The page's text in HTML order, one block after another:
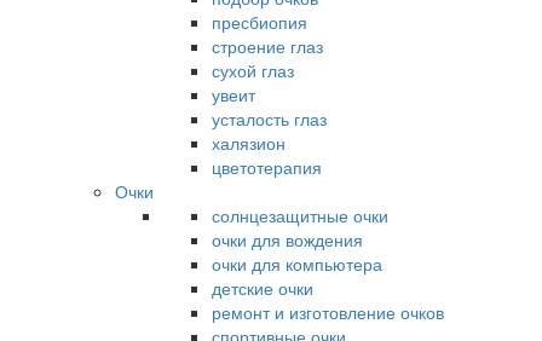
пресбиопия
строение глаз
сухой глаз
увеит
усталость глаз
халязион
цветотерапия
Очки
солнцезащитные очки
очки для вождения
очки для компьютера
детские очки
ремонт и изготовление очков